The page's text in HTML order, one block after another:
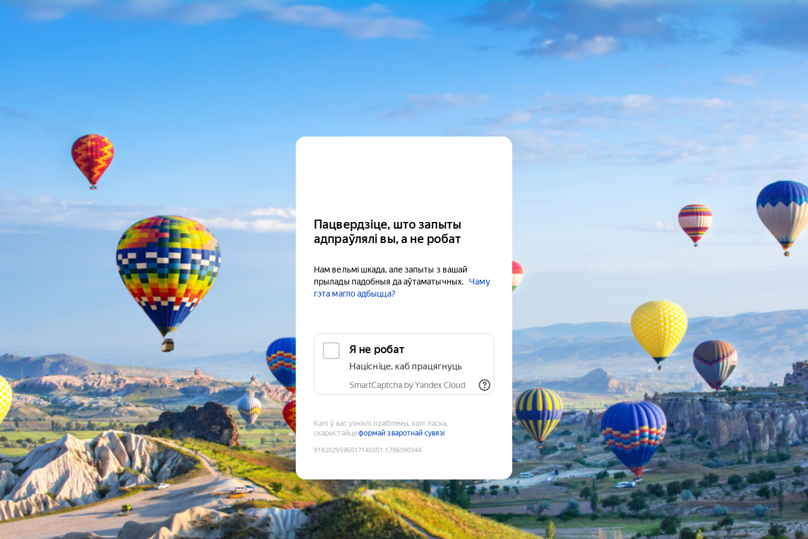
Пацвердзіце, што запыты
адпраўлялі вы, а не робат
Нам вельмі шкада, але запыты з вашай
прылады падобныя да аўтаматычных.
Чаму
гэта магло адбыцца?
Я не робат
Націсніце, каб працягнуць
SmartCaptcha by Yandex Cloud
Калі ў вас узніклі праблемы, калі ласка,
скарыстайцеформай зваротнай сувязі
9182029595017140351 :1786090344